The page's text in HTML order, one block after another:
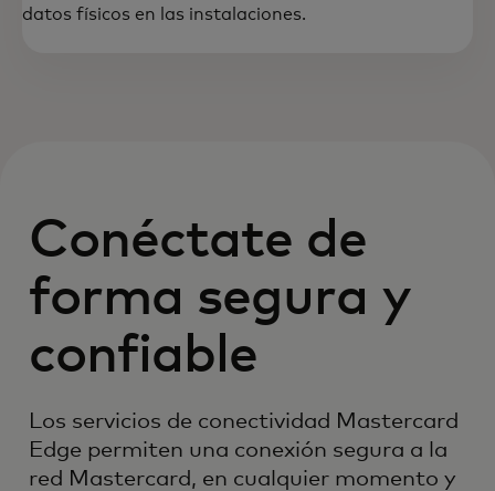
datos físicos en las instalaciones.
Conéctate de
forma segura y
confiable
Los servicios de conectividad Mastercard
Edge permiten una conexión segura a la
red Mastercard, en cualquier momento y